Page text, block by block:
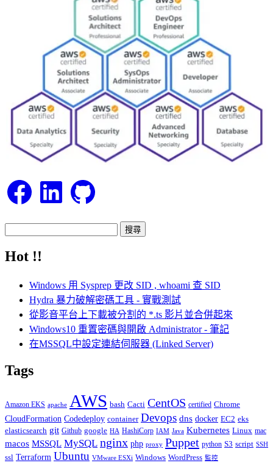
FacebookLinkedIn GitHub
關
Hot !!
Windows 用 Sysprep 更改 SID , whoami 查 SID
Hydra 暴力破解密碼工具 - 實戰測試
從影音平台上下載被分割的 *.ts 影片並合併起來
Windows10 重置密碼與開啟 Administrator - 筆記
在MSSQL中設定連結伺服器 (Linked Server)
Tags
Amazon EKS apache AWS bash Cacti CentOS certified Chrome
CloudFormation Codedeploy container Devops dns docker EC2 eks
elasticsearch git Github google HA HashiCorp IAM Java Kubernetes Linux mac
macos MSSQL MySQL nginx php proxy Puppet python S3 script SSH
ssl Terraform Ubuntu VMware ESXi Windows WordPress 監控